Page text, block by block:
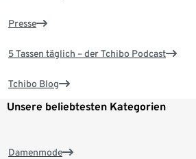
Presse
5 Tassen täglich – der Tchibo Podcast
Tchibo Blog
Unsere beliebtesten Kategorien
Damenmode